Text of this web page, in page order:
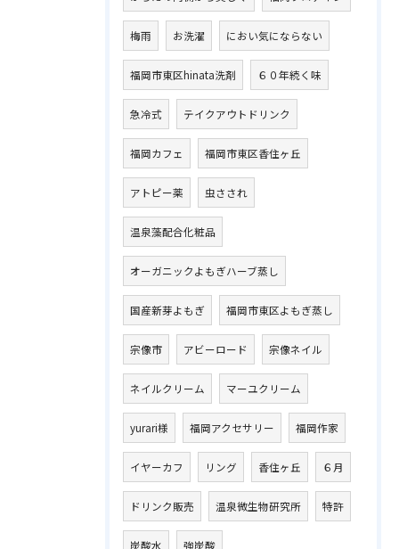
梅雨 お洗濯 におい気にならない
福岡市東区hinata洗剤 ６０年続く味
急冷式 テイクアウトドリンク
福岡カフェ 福岡市東区香住ヶ丘
アトピー薬 虫さされ
温泉藻配合化粧品
オーガニックよもぎハーブ蒸し
国産新芽よもぎ 福岡市東区よもぎ蒸し
宗像市 アビーロード 宗像ネイル
ネイルクリーム マーユクリーム
yurari様 福岡アクセサリー 福岡作家
イヤーカフ リング 香住ヶ丘 ６月
ドリンク販売 温泉微生物研究所 特許
炭酸水 強炭酸